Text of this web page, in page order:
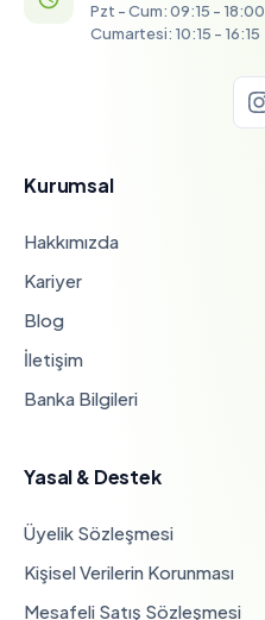
Pzt - Cum: 09:15 - 18:00
Cumartesi: 10:15 - 16:15
Kurumsal
Hakkımızda
Kariyer
Blog
İletişim
Banka Bilgileri
Yasal & Destek
Üyelik Sözleşmesi
Kişisel Verilerin Korunması
Mesafeli Satış Sözleşmesi